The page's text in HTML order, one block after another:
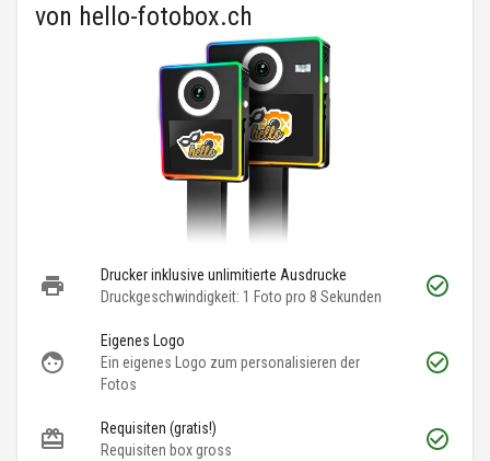
von hello-fotobox.ch
Drucker inklusive unlimitierte Ausdrucke
Druckgeschwindigkeit: 1 Foto pro 8 Sekunden
Eigenes Logo
Ein eigenes Logo zum personalisieren der
Fotos
Requisiten (gratis!)
Requisiten box gross